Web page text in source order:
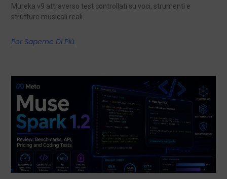
Mureka v9 attraverso test controllati su voci, strumenti e
strutture musicali reali.
Per Saperne Di Più